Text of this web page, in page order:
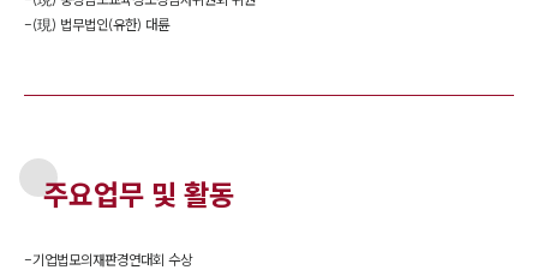
-(現) 법무법인(유한) 대륜
주요업무 및 활동
-기업법모의재판경연대회 수상